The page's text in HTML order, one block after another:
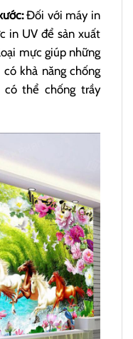
Đối với máy in
in UV để sản xuất
mực giúp những
khả năng chống
thể chống trầy